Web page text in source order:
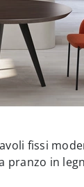
fissi
pranzo in